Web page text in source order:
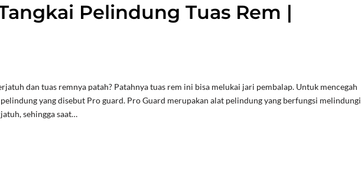
Pelindung Tuas Rem |
dan tuas remnya patah? Patahnya tuas rem ini bisa melukai jari pembalap. Untuk mencegah
yang disebut Pro guard. Pro Guard merupakan alat pelindung yang berfungsi melindungi
sehingga saat…